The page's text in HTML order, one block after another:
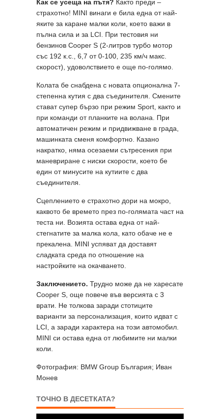
Как се усеща на пътя? Както преди –
страхотно! MINI винаги е била една от най-
яките за каране малки коли, което важи в
пълна сила и за LCI. При тестовия ни
бензинов Cooper S (2-литров турбо мотор
със 192 к.с., 6,7 от 0-100, 235 км/ч макс.
скорост), удоволствието е още по-голямо.
Колата бе снабдена с новата опционална 7-
степенна кутия с два съединителя. Смените
стават супер бързо при режим Sport, както и
при команди от планките на волана. При
автоматичен режим и придвижване в града,
машинката сменя комфортно. Казано
накратко, няма осезаеми сътресения при
маневриране с ниски скорости, което бе
един от минусите на кутиите с два
съединителя.
Сцеплението е страхотно дори на мокро,
каквото бе времето през по-голямата част на
теста ни. Возията остава една от най-
стегнатите за малка кола, като обаче не е
прекалена. MINI успяват да доставят
сладката среда по отношение на
настройките на окачването.
Заключението. Трудно може да не харесате
Cooper S, още повече във версията с 3
врати. Не толкова заради стотиците
варианти за персонализация, които идват с
LCI, а заради характера на този автомобил.
MINI си остава една от любимите ни малки
коли.
Фотография: BMW Group България; Иван
Монев
ТОЧНО В ДЕСЕТКАТА?